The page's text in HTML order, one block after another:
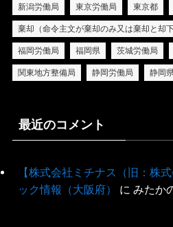
新潟労働局 東京労働局 東京都
棄却（命令主文が棄却のみ又は棄却と却下
福岡労働局 福岡県 茨城労働局
関東地方整備局 静岡労働局 静岡
最近のコメント
【株式会社ミチナス（旧：株
ック情報（大阪府）
に みたか